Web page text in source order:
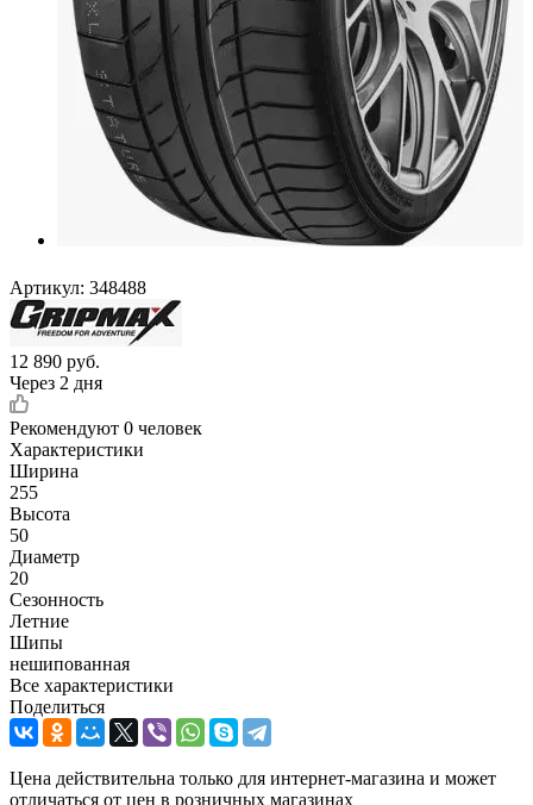
Артикул: 348488
12 890 руб.
Через 2 дня
Рекомендуют 0 человек
Характеристики
Ширина
255
Высота
50
Диаметр
20
Сезонность
Летние
Шипы
нешипованная
Все характеристики
Поделиться
Цена действительна только для интернет-магазина и может
отличаться от цен в розничных магазинах